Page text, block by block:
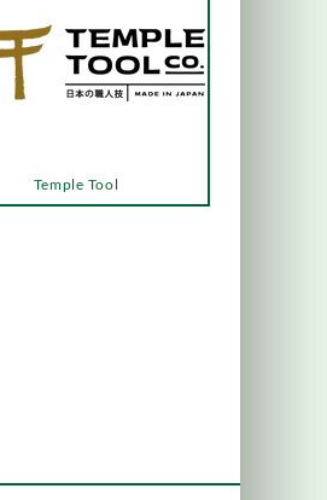
Temple Tool